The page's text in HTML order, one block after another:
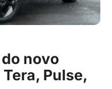
novo
Pulse,